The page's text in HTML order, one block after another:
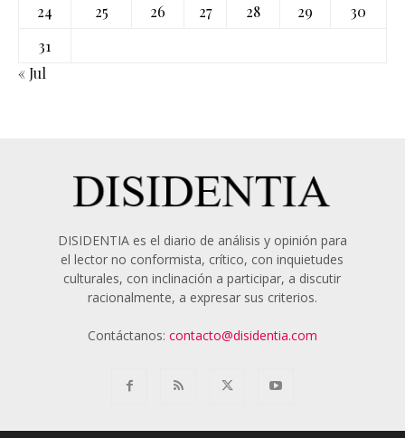
24
25 26 27 28 29
30
31
« Jul
DISIDENTIA es el diario de análisis y opinión para
el lector no conformista, crítico, con inquietudes
culturales, con inclinación a participar, a discutir
racionalmente, a expresar sus criterios.
Contáctanos: contacto@disidentia.com